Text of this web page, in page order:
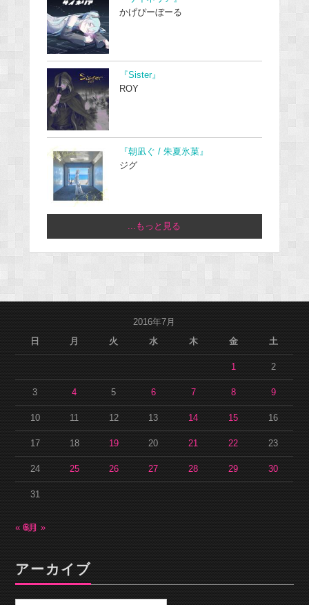
かげぴーぼーる
『Sister』
ROY
『朝凪ぐ / 朱夏氷菓』
ジグ
...もっと見る
2016年7月
日
月 火 水 木 金 土
1 2
3 4 5 6 7 8 9
10 11 12 13 14 15 16
17 18 19 20 21 22 23
24 25 26 27 28 29 30
31
« 6月8月 »
アーカイブ